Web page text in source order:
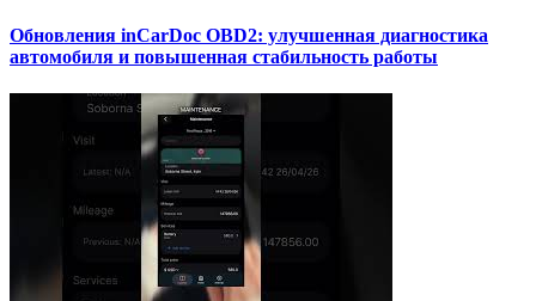
Обновления inCarDoc OBD2: улучшенная диагностика
автомобиля и повышенная стабильность работы